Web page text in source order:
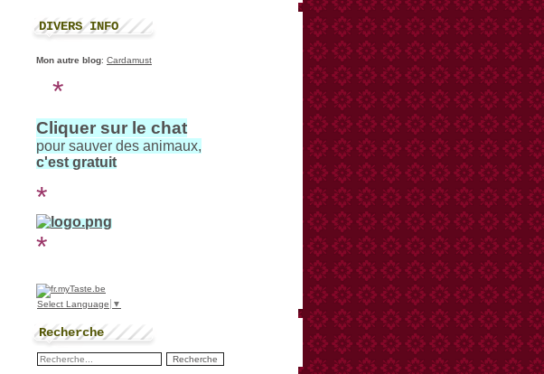
DIVERS INFO
Mon autre blog: Cardamust
*
Cliquer sur le chat
pour sauver des animaux,
c'est gratuit
*
*
Select Language ▼
Recherche